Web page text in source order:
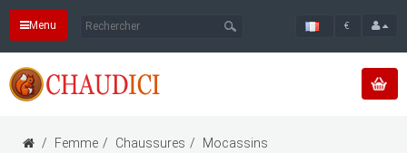
Menu €
Femme Chaussures
Mocassins